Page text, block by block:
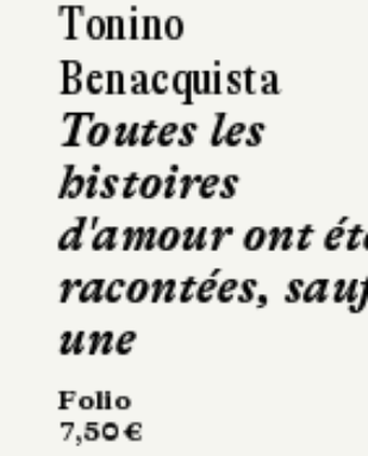
Alexis Jenni
Féroces
Folio
324 pages, 7,50 €